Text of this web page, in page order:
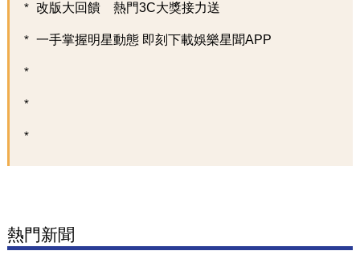
改版大回饋 熱門3C大獎接力送
一手掌握明星動態 即刻下載娛樂星聞APP
熱門新聞